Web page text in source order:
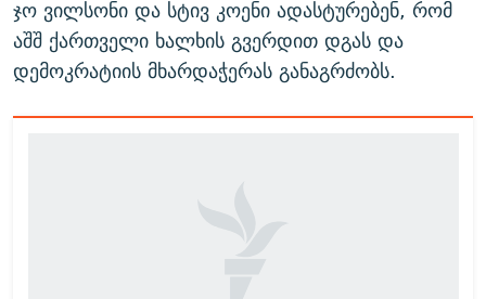
ჯო ვილსონი და სტივ კოენი ადასტურებენ, რომ
აშშ ქართველი ხალხის გვერდით დგას და
დემოკრატიის მხარდაჭერას განაგრძობს.